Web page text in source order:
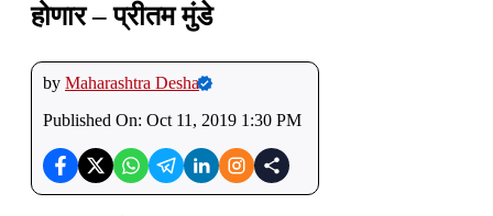
होणार – प्रीतम मुंडे
by Maharashtra Desha
Published On: Oct 11, 2019 1:30 PM